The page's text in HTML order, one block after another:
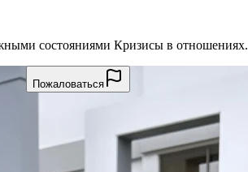
состояниями Кризисы в отношениях.
Пожаловаться